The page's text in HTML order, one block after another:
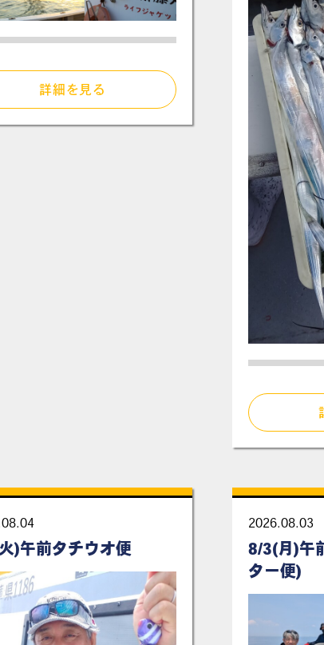
詳細を見る
)午前タチウオ便
2026.08.03
8/3(月)午
ター便)